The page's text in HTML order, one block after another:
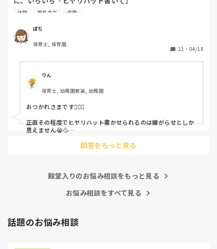
と書かされ
（そう言う本人は書かない）
しかも、上司に↑この内容でも
ちゃんと考えて対策を練って書き込むようにと。
呼ばれて一緒に対策を考えさせられること多数
これだけで30〜40分拘束されて辛いです
皆さんの園はどうですか?
休憩 園長先生 退職
ぽち
保育士, 保育園
22 ・ 04/18
りん
保育士, 幼稚園教諭, 幼稚園
おつかれさまです🙇🏻‍♀️
正直その程度でヒヤリハット書かせられるのは嫌がらせとしか
思えません😭💦
回答をもっと見る
殿堂入りのお悩み相談をもっと見る
お悩み相談をすべて見る
話題のお悩み相談